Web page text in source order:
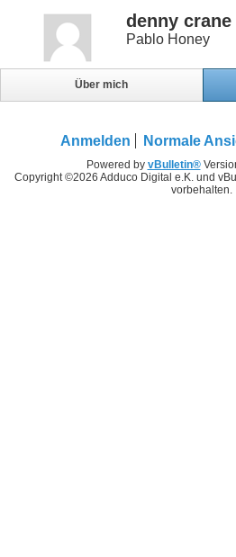
denny crane
Pablo Honey
Über mich
Anmelden Normale
Powered by vBulletin®
Copyright ©2026 Adduco Digital e.K. und
vorbehalten.